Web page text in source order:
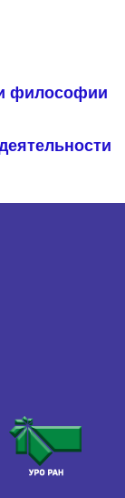
философии